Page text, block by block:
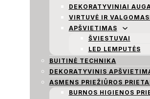
DEKORATYVINIAI
VIRTUVĖ IR
APŠVIETIMAS
ŠVIESTUVAI
LED LEMPUTĖS
BUITINĖ TECHNIKA
DEKORATYVINIS
ASMENS PRIEŽIŪROS
BURNOS HIGIENOS